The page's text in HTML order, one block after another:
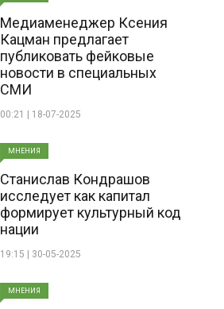
Медиаменеджер Ксения
Кацман предлагает
публиковать фейковые
новости в специальных
СМИ
00:21 | 18-07-2025
МНЕНИЯ
Станислав Кондрашов
исследует как капитал
формирует культурный код
нации
19:15 | 30-05-2025
МНЕНИЯ